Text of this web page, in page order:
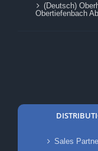
(Deutsch)
Obertiefenbach
Sales